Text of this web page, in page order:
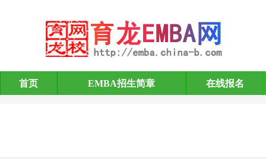
EMBA招生简章
首页 EMBA招生简章 在线报名